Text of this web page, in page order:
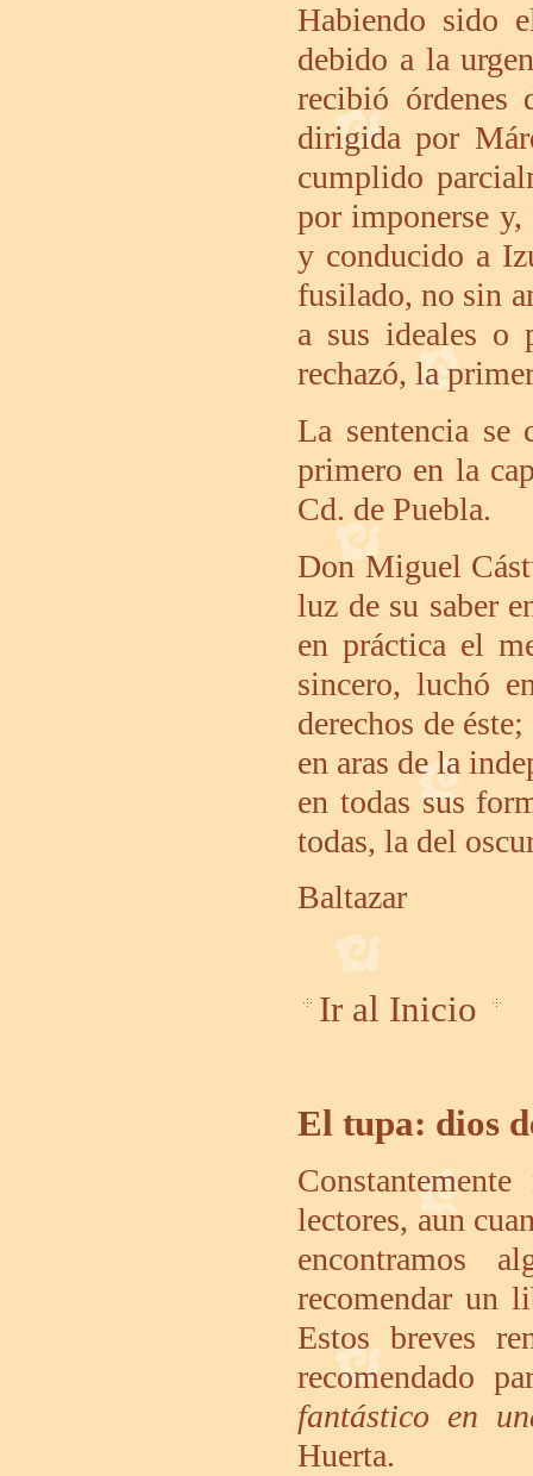
Habiendo sido
debido a la
recibió órdenes
dirigida por
cumplido
por imponerse
y conducido a
fusilado, no sin
a sus ideales o
rechazó, la
La sentencia
primero en la
Cd. de Puebla.
Don Miguel
luz de su saber
en práctica el
sincero, luchó
derechos de
en aras de la
en todas sus
todas, la del
Baltazar
Ir al Inicio
El tupa: dios
lectores, aun
encontramos
recomendar un
Estos breves
recomendado
fantástico en
Huerta.